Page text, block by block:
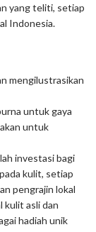
yang teliti, setiap
Indonesia.
mengilustrasikan
untuk gaya
untuk
investasi bagi
kulit, setiap
pengrajin lokal
kulit asli dan
hadiah unik